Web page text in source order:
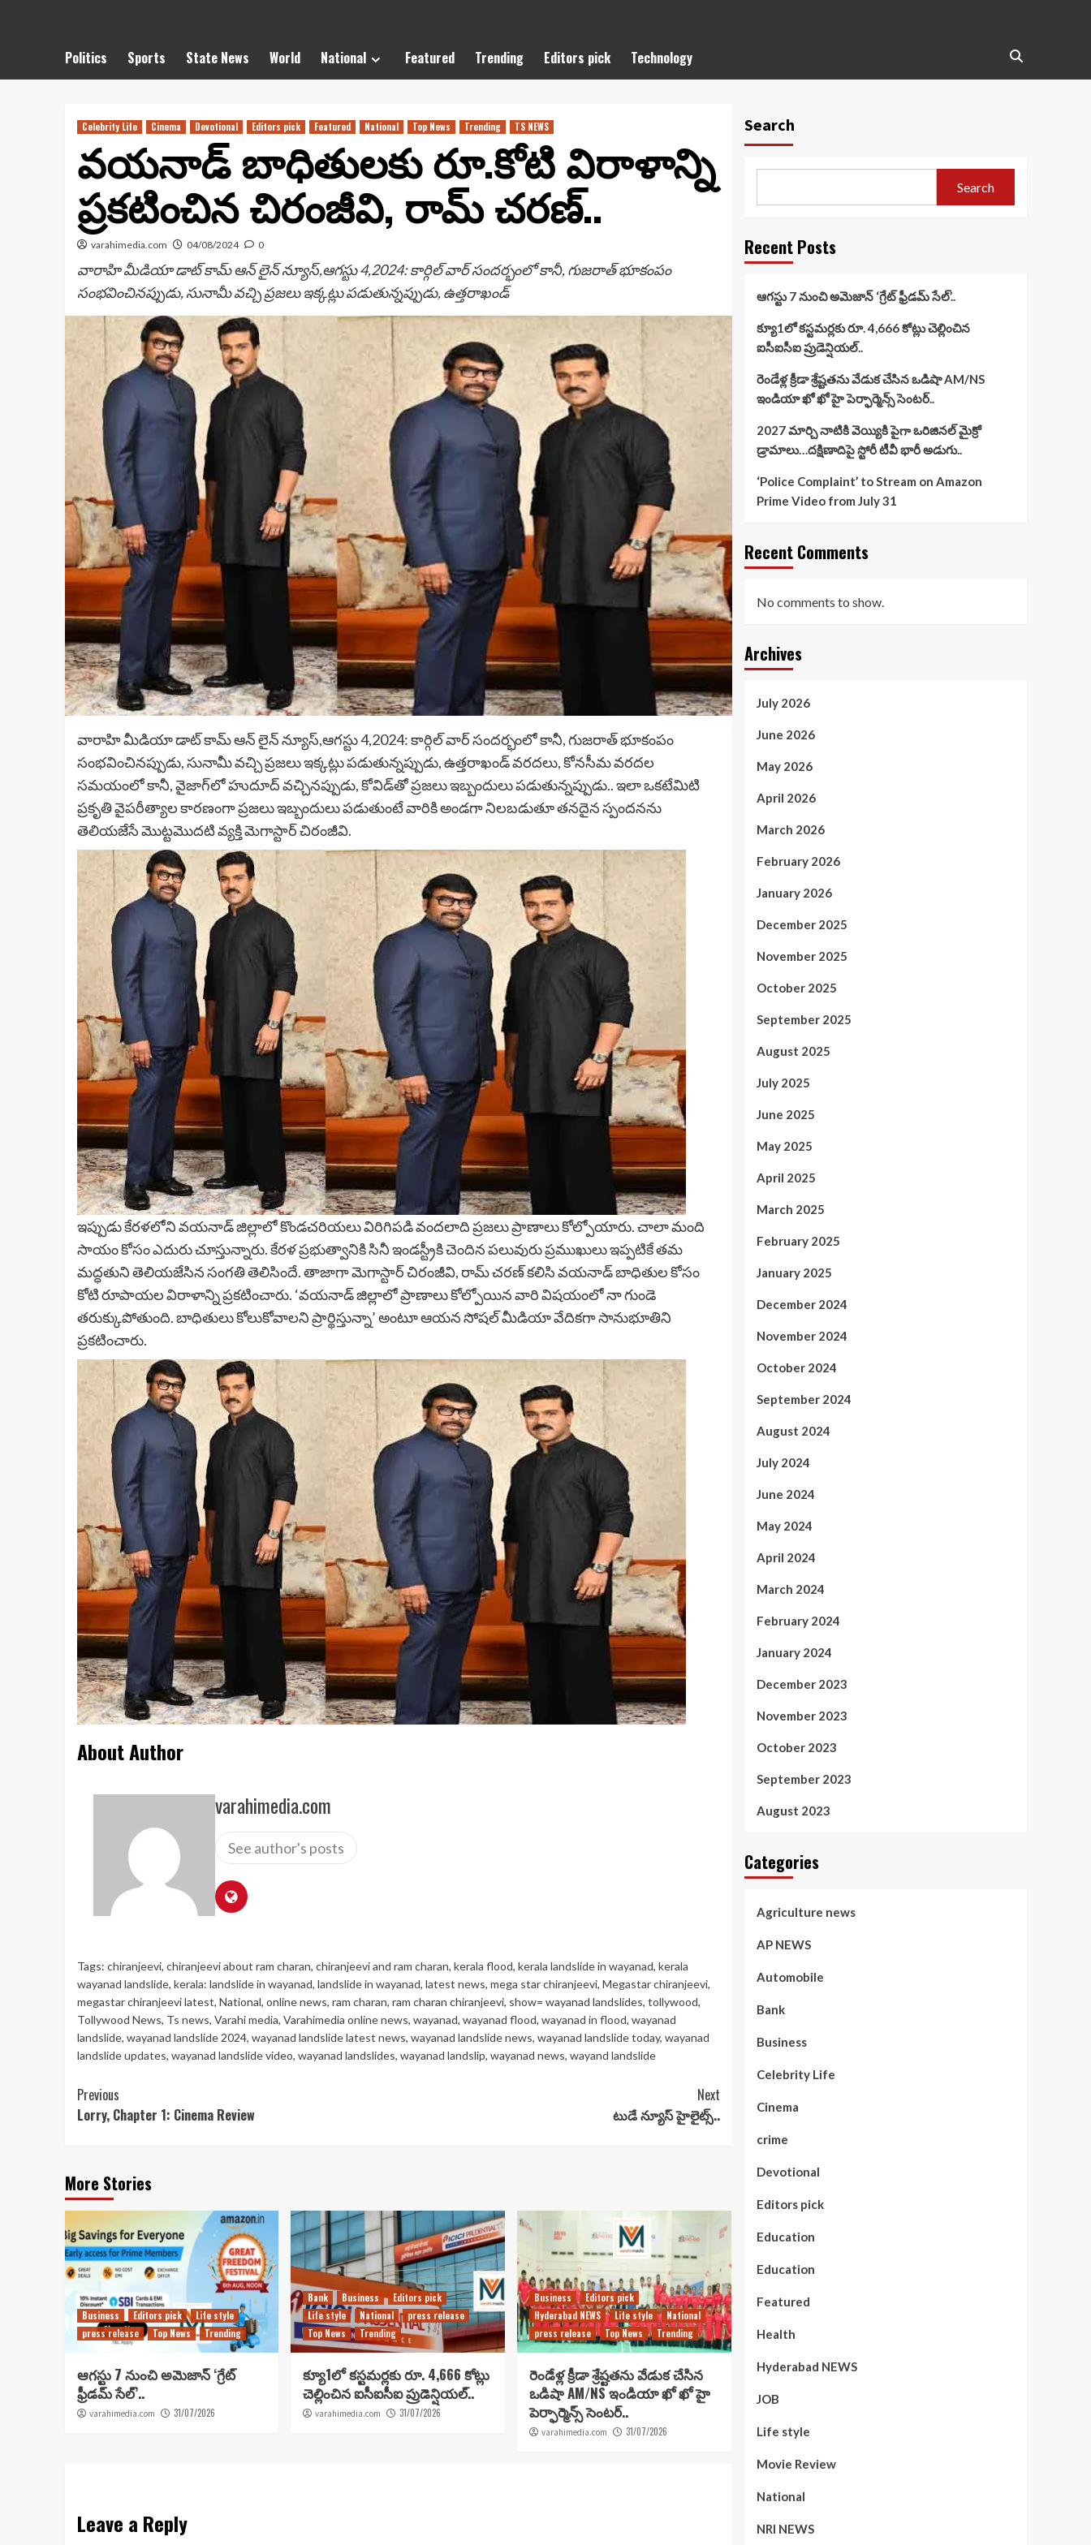
Politics Sports State News World National Featured Trending Editors pick Technology
Celebrity Life Cinema Devotional Editors pick Featured National Top News Trending TS NEWS
వ‌య‌నాడ్ బాధితుల‌కు రూ.కోటి విరాళాన్ని
ప్రకటించిన చిరంజీవి, రామ్ చ‌ర‌ణ్‌..
varahimedia.com 04/08/2024 0
వారాహి మీడియా డాట్ కామ్ ఆన్ లైన్ న్యూస్,ఆగస్టు 4,2024: కార్గిల్ వార్ సంద‌ర్భంలో కానీ, గుజరాత్ భూకంపం
సంభ‌వించిన‌ప్పుడు, సునామీ వ‌చ్చి ప్ర‌జ‌లు ఇక్క‌ట్లు ప‌డుతున్న‌ప్పుడు, ఉత్త‌రాఖండ్
వారాహి మీడియా డాట్ కామ్ ఆన్ లైన్ న్యూస్,ఆగస్టు 4,2024: కార్గిల్ వార్ సంద‌ర్భంలో కానీ, గుజరాత్ భూకంపం
సంభ‌వించిన‌ప్పుడు, సునామీ వ‌చ్చి ప్ర‌జ‌లు ఇక్క‌ట్లు ప‌డుతున్న‌ప్పుడు, ఉత్త‌రాఖండ్ వ‌ర‌ద‌లు, కోన‌సీమ వ‌ర‌ద‌ల
స‌మయంలో కానీ, వైజాగ్‌లో హుదూద్ వ‌చ్చిన‌ప్పుడు, కోవిడ్‌తో ప్ర‌జ‌లు ఇబ్బందులు ప‌డుతున్న‌ప్పుడు.. ఇలా ఒక‌టేమిటి
ప్ర‌కృతి వైప‌రీత్యాల కార‌ణంగా ప్ర‌జ‌లు ఇబ్బందులు ప‌డుతుంటే వారికి అండ‌గా నిల‌బ‌డుతూ త‌న‌దైన స్పంద‌న‌ను
తెలియ‌జేసే మొట్టమొదటి వ్య‌క్తి మెగాస్టార్ చిరంజీవి.
ఇప్పుడు కేర‌ళ‌లోని వ‌య‌నాడ్ జిల్లాలో కొండ‌చ‌రియ‌లు విరిగిప‌డి వంద‌లాది ప్ర‌జ‌లు ప్రాణాలు కోల్పోయారు. చాలా మంది
సాయం కోసం ఎదురు చూస్తున్నారు. కేర‌ళ ప్ర‌భుత్వానికి సినీ ఇండ‌స్ట్రీకి చెందిన ప‌లువురు ప్ర‌ముఖులు ఇప్ప‌టికే త‌మ
మ‌ద్ధ‌తుని తెలియ‌జేసిన సంగ‌తి తెలిసిందే. తాజాగా మెగాస్టార్ చిరంజీవి, రామ్ చ‌ర‌ణ్ క‌లిసి వ‌య‌నాడ్ బాధితుల కోసం
కోటి రూపాయ‌ల విరాళాన్ని ప్ర‌క‌టించారు. ‘వయనాడ్ జిల్లాలో ప్రాణాలు కోల్పోయిన వారి విషయంలో నా గుండె
తరుక్కుపోతుంది. బాధితులు కోలుకోవాలని ప్రార్థిస్తున్నా’ అంటూ ఆయ‌న సోష‌ల్ మీడియా వేదిక‌గా సానుభూతిని
ప్ర‌క‌టించారు.
About Author
varahimedia.com
See author's posts
Tags: chiranjeevi, chiranjeevi about ram charan, chiranjeevi and ram charan, kerala flood, kerala landslide in wayanad, kerala
wayanad landslide, kerala: landslide in wayanad, landslide in wayanad, latest news, mega star chiranjeevi, Megastar chiranjeevi,
megastar chiranjeevi latest, National, online news, ram charan, ram charan chiranjeevi, show= wayanad landslides, tollywood,
Tollywood News, Ts news, Varahi media, Varahimedia online news, wayanad, wayanad flood, wayanad in flood, wayanad
landslide, wayanad landslide 2024, wayanad landslide latest news, wayanad landslide news, wayanad landslide today, wayanad
landslide updates, wayanad landslide video, wayanad landslides, wayanad landslip, wayanad news, wayand landslide
Continue
Reading
Previous
Lorry, Chapter 1: Cinema Review
Next
టుడే న్యూస్ హైలైట్స్..
More Stories
Business Editors pick
Life style
press release
Top News Trending
ఆగస్టు 7 నుంచి అమెజాన్ ‘గ్రేట్
ఫ్రీడమ్ సేల్’..
varahimedia.com 31/07/2026
Bank Business
Editors pick
Life style
National
press release
Top News
Trending
క్యూ1లో కస్టమర్లకు రూ. 4,666 కోట్లు
చెల్లించిన ఐసీఐసీఐ ప్రుడెన్షియల్..
varahimedia.com 31/07/2026
Business
Editors pick
Hyderabad NEWS
Life style
National
press release
Top News Trending
రెండేళ్ల క్రీడా శ్రేష్టతను వేడుక చేసిన
ఒడిషా AM/NS ఇండియా ఖో ఖో హై
పెర్ఫార్మెన్స్ సెంటర్..
varahimedia.com 31/07/2026
Leave a Reply
Search
Search
Recent Posts
ఆగస్టు 7 నుంచి అమెజాన్ ‘గ్రేట్ ఫ్రీడమ్ సేల్’..
క్యూ1లో కస్టమర్లకు రూ. 4,666 కోట్లు చెల్లించిన
ఐసీఐసీఐ ప్రుడెన్షియల్..
రెండేళ్ల క్రీడా శ్రేష్టతను వేడుక చేసిన ఒడిషా AM/NS
ఇండియా ఖో ఖో హై పెర్ఫార్మెన్స్ సెంటర్..
2027 మార్చి నాటికి వెయ్యికి పైగా ఒరిజినల్ మైక్రో
డ్రామాలు…దక్షిణాదిపై స్టోరీ టీవీ భారీ అడుగు..
‘Police Complaint’ to Stream on Amazon
Prime Video from July 31
Recent Comments
No comments to show.
Archives
July 2026
June 2026
May 2026
April 2026
March 2026
February 2026
January 2026
December 2025
November 2025
October 2025
September 2025
August 2025
July 2025
June 2025
May 2025
April 2025
March 2025
February 2025
January 2025
December 2024
November 2024
October 2024
September 2024
August 2024
July 2024
June 2024
May 2024
April 2024
March 2024
February 2024
January 2024
December 2023
November 2023
October 2023
September 2023
August 2023
Categories
Agriculture news
AP NEWS
Automobile
Bank
Business
Celebrity Life
Cinema
crime
Devotional
Editors pick
Education
Education
Featured
Health
Hyderabad NEWS
JOB
Life style
Movie Review
National
NRI NEWS